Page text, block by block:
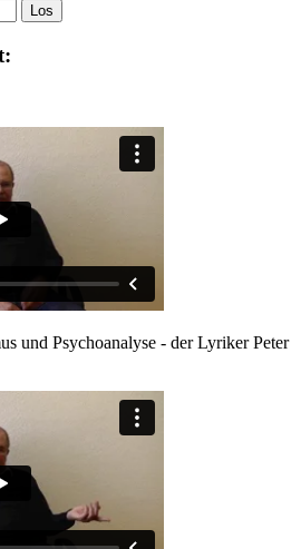
und Psychoanalyse - der Lyriker Peter